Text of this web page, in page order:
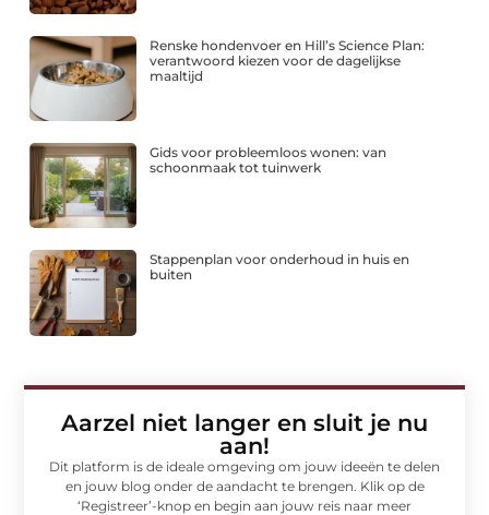
Renske hondenvoer en Hill’s Science Plan:
verantwoord kiezen voor de dagelijkse
maaltijd
Gids voor probleemloos wonen: van
schoonmaak tot tuinwerk
Stappenplan voor onderhoud in huis en
buiten
Aarzel niet langer en sluit je nu
aan!
Dit platform is de ideale omgeving om jouw ideeën te delen
en jouw blog onder de aandacht te brengen. Klik op de
‘Registreer’-knop en begin aan jouw reis naar meer